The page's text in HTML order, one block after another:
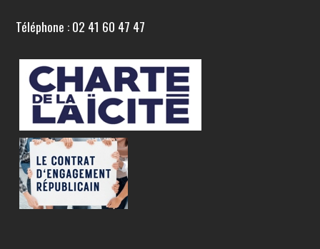
Téléphone : 02 41 60 47 47